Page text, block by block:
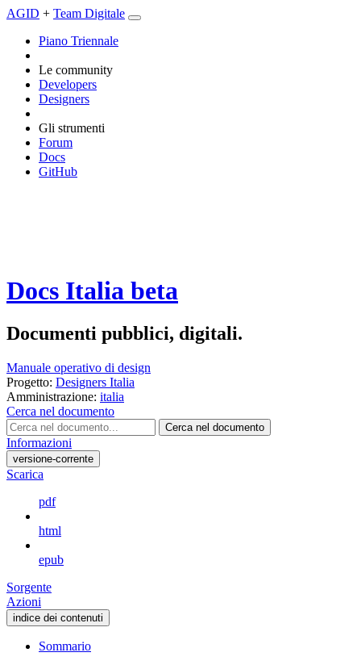
AGID + Team Digitale
Piano Triennale
Le community
Developers
Designers
Gli strumenti
Forum
Docs
GitHub
Docs Italia beta
Documenti pubblici, digitali.
Manuale operativo di design
Progetto: Designers Italia
Amministrazione: italia
Cerca nel documento
Cerca nel documento
Informazioni
versione-corrente
Scarica
pdf
html
epub
Sorgente
Azioni
indice dei contenuti
Sommario